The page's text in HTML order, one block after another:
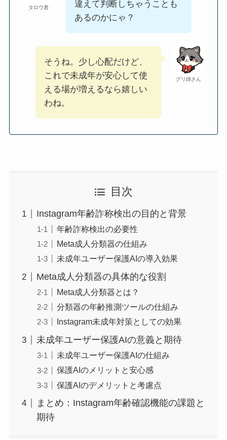
タロウ君
違えて判断しちゃうことも
あるのかにゃ？
グリ姉さん
そうね。少し心配だけど、
これで未成年が安心して使
える場が増えるなら嬉しい
わね。
目次
Instagram年齢詐称検出の目的と背景
年齢詐称検出の必要性
Meta成人分類器の仕組み
未成年ユーザー保護AIの導入効果
Meta成人分類器の具体的な役割
Meta成人分類器とは？
分類器の年齢推測ツールの仕組み
Instagram未成年対策としての効果
未成年ユーザー保護AIの意義と期待
未成年ユーザー保護AIの仕組み
保護AIのメリットと安心感
保護AIのデメリットと考慮点
まとめ：Instagram年齢確認機能の課題と
期待